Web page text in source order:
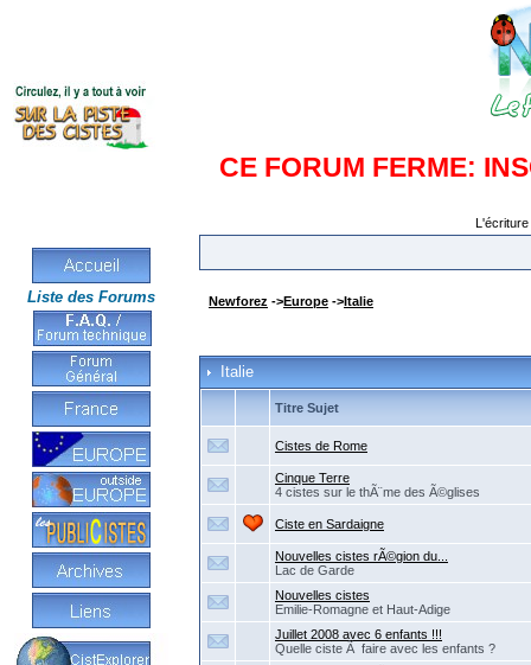
CE FORUM FERME:
Liste des Forums Newforez ->Europe ->Italie
Italie
Titre Sujet
Cistes de Rome
Cinque Terre
4 cistes sur le thÃ¨me des Ã©glises
Ciste en Sardaigne
Nouvelles cistes rÃ©gion du...
Lac de Garde
Nouvelles cistes
Emilie-Romagne et Haut-Adige
Juillet 2008 avec 6 enfants !!!
Quelle ciste Ã faire avec les enfants ?